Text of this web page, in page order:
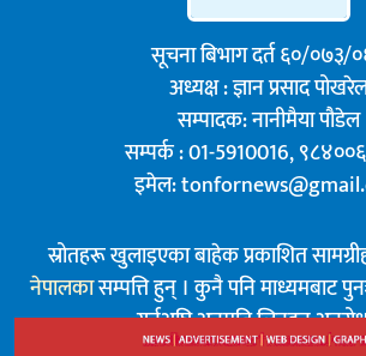
सूचना बिभाग दर्त ६०/०७३/
अध्यक्ष : ज्ञान प्रसाद
सम्पादक: नानीमैया पौडेल
सम्पर्क : 01-5910016,
इमेल:
स्रोतहरू खुलाइएका बाहेक प्रकाशित
नेपालकासम्पत्ति हुन् । कुनै पनि माध्यमबाट
गर्नुअघि अनुमति लिनुहुन